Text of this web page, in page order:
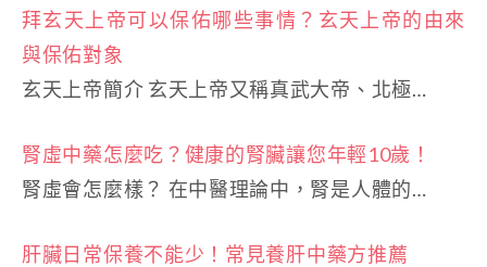
拜玄天上帝可以保佑哪些事情？玄天上帝的由來
與保佑對象
玄天上帝簡介 玄天上帝又稱真武大帝、北極…
腎虛中藥怎麼吃？健康的腎臟讓您年輕10歲！
腎虛會怎麼樣？ 在中醫理論中，腎是人體的…
肝臟日常保養不能少！常見養肝中藥方推薦